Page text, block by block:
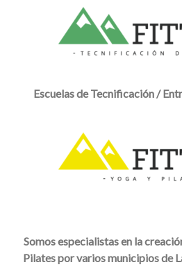
Escuelas de Tecnificación /
Somos especialistas en la
Pilates por varios municipios de